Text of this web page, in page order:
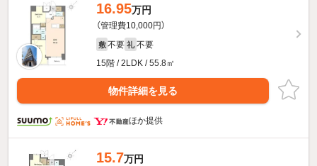
16.95万円
（管理費10,000円）
敷 不要 礼 不要
15階 / 2LDK / 55.8㎡
物件詳細を見る
ほか提供
15.7万円